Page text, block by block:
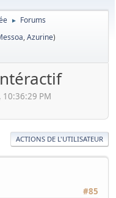
► Forums
,Azurine)
PM
ACTIONS DE L'UTILISATEUR
#85